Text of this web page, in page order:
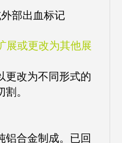
部出血标记
展或更改为其他展
更改为不同形式的
。
铝合金制成。已回